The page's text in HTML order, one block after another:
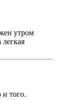
утром
и того.